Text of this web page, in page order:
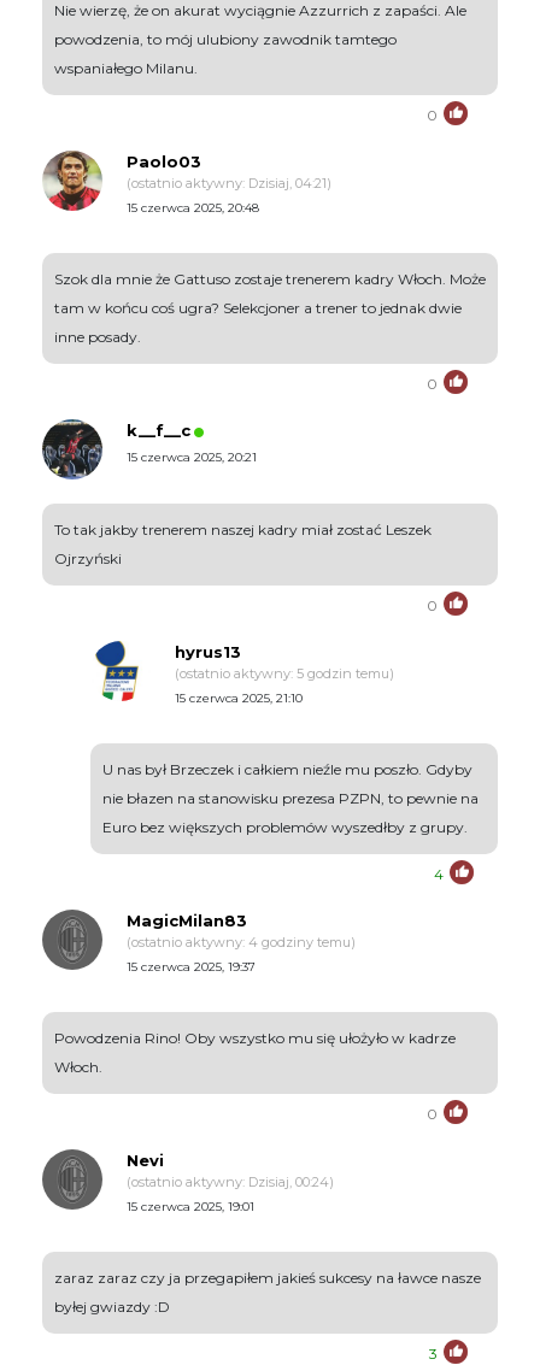
Nie wierzę, że on akurat wyciągnie Azzurrich z zapaści. Ale
powodzenia, to mój ulubiony zawodnik tamtego
wspaniałego Milanu.
0
Paolo03
(ostatnio aktywny: Dzisiaj, 04:21)
15 czerwca 2025, 20:48
Szok dla mnie że Gattuso zostaje trenerem kadry Włoch. Może
tam w końcu coś ugra? Selekcjoner a trener to jednak dwie
inne posady.
0
k__f__c
15 czerwca 2025, 20:21
To tak jakby trenerem naszej kadry miał zostać Leszek
Ojrzyński
0
hyrus13
(ostatnio aktywny: 5 godzin temu)
15 czerwca 2025, 21:10
U nas był Brzeczek i całkiem nieźle mu poszło. Gdyby
nie błazen na stanowisku prezesa PZPN, to pewnie na
Euro bez większych problemów wyszedłby z grupy.
4
MagicMilan83
(ostatnio aktywny: 4 godziny temu)
15 czerwca 2025, 19:37
Powodzenia Rino! Oby wszystko mu się ułożyło w kadrze
Włoch.
0
Nevi
(ostatnio aktywny: Dzisiaj, 00:24)
15 czerwca 2025, 19:01
zaraz zaraz czy ja przegapiłem jakieś sukcesy na ławce nasze
byłej gwiazdy :D
3